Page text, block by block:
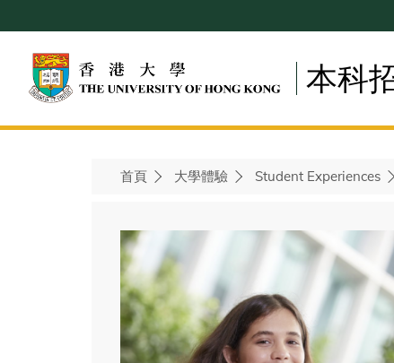
to
main
content
本科
首頁 大學體驗 Student Experiences